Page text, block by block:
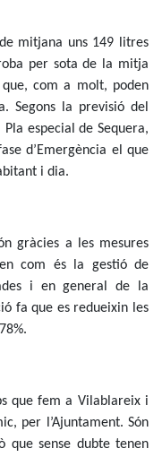
mitjana uns 149 litres
per sota de la mitja
com a molt, poden
Segons la previsió del
especial de Sequera,
d’Emergència el que
i dia.
gràcies a les mesures
com és la gestió de
i en general de la
fa que es redueixin les
que fem a Vilablareix i
per l’Ajuntament. Són
que sense dubte tenen